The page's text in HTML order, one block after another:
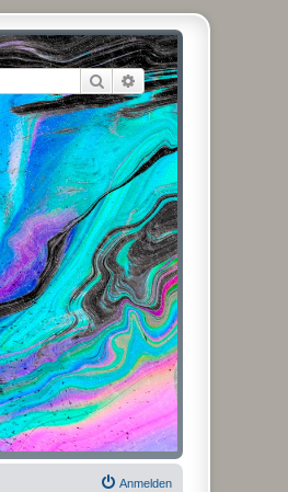
Suche Erweiterte Suche
Anmelden